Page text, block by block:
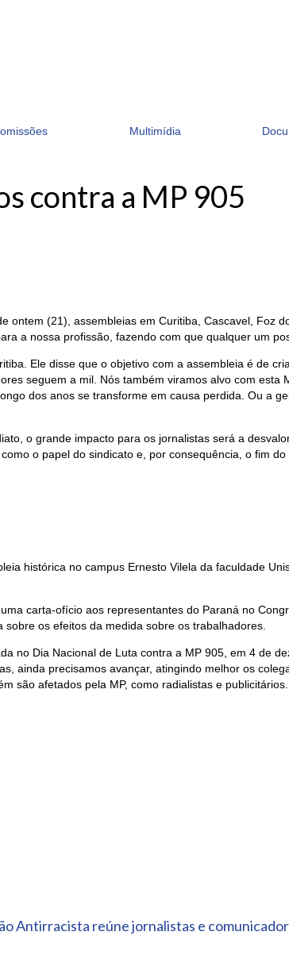
Multimídia
contra a MP 905
(21), assembleias em Curitiba, Cascavel, Foz
a nossa profissão, fazendo com que qualquer um
Ele disse que o objetivo com a assembleia é de
seguem a mil. Nós também viramos alvo com
dos anos se transforme em causa perdida. Ou a
o grande impacto para os jornalistas será a
o papel do sindicato e, por consequência, o fim
histórica no campus Ernesto Vilela da faculdade
carta-ofício aos representantes do Paraná no
os efeitos da medida sobre os trabalhadores.
no Dia Nacional de Luta contra a MP 905, em 4 de
ainda precisamos avançar, atingindo melhor os
são afetados pela MP, como radialistas e
Antirracista reúne jornalistas e